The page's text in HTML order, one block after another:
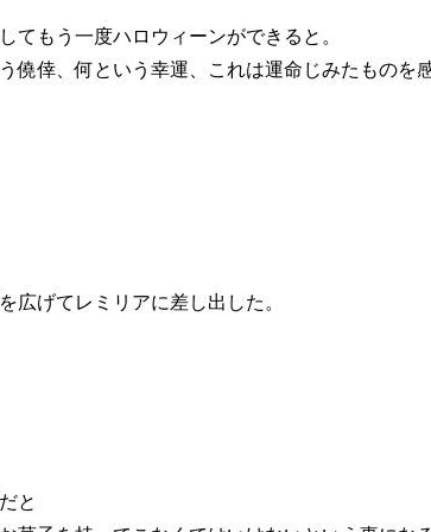
てもう一度ハロウィーンができると。
僥倖、何という幸運、これは運命じみたものを
広げてレミリアに差し出した。
と